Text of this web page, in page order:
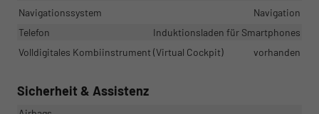
Navigationssystem
Navigation
Telefon
Induktionsladen für Smartphones
Volldigitales Kombiinstrument (Virtual Cockpit)
vorhanden
Sicherheit & Assistenz